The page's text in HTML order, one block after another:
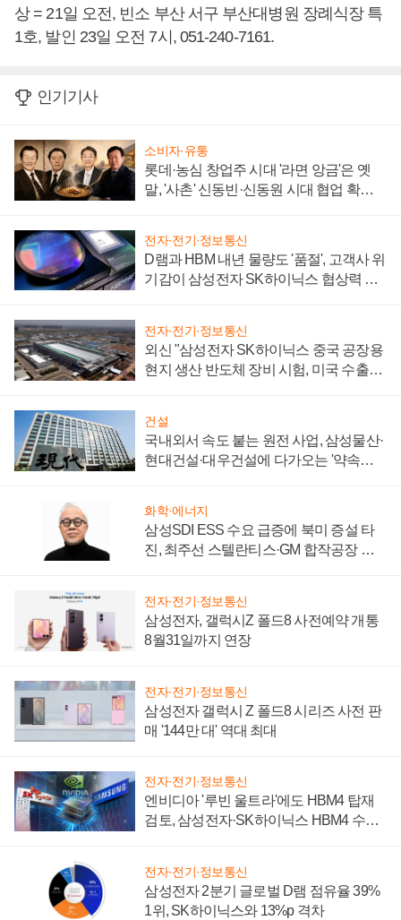
상 = 21일 오전, 빈소 부산 서구 부산대병원 장례식장 특
1호, 발인 23일 오전 7시, 051-240-7161.
인기기사
소비자·유통
롯데·농심 창업주 시대 '라면 앙금'은 옛
말, '사촌' 신동빈·신동원 시대 협업 확대
전자·전기·정보통신
D램과 HBM 내년 물량도 '품절', 고객사 위
기감이 삼성전자 SK하이닉스 협상력 더
전자·전기·정보통신
외신 "삼성전자 SK하이닉스 중국 공장용
현지 생산 반도체 장비 시험, 미국 수출통
건설
국내외서 속도 붙는 원전 사업, 삼성물산·
현대건설·대우건설에 다가오는 '약속의
화학·에너지
삼성SDI ESS 수요 급증에 북미 증설 타
진, 최주선 스텔란티스·GM 합작공장 건
전자·전기·정보통신
삼성전자, 갤럭시Z 폴드8 사전예약 개통
8월31일까지 연장
전자·전기·정보통신
삼성전자 갤럭시 Z 폴드8 시리즈 사전 판
매 '144만 대' 역대 최대
전자·전기·정보통신
엔비디아 '루빈 울트라'에도 HBM4 탑재
검토, 삼성전자·SK하이닉스 HBM4 수율
전자·전기·정보통신
삼성전자 2분기 글로벌 D램 점유율 39%
1위, SK하이닉스와 13%p 격차